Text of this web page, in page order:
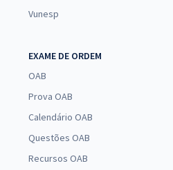
Vunesp
EXAME DE ORDEM
OAB
Prova OAB
Calendário OAB
Questões OAB
Recursos OAB